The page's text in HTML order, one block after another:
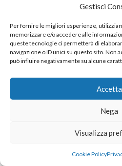
Gestisci
Per fornire le migliori esperienze,
memorizzare e/o accedere alle
queste tecnologie ci permetterà di
navigazione o ID unici su questo sito. Non
può influire negativamente su alcune
Accetta
Nega
Visualizza
Cookie Policy